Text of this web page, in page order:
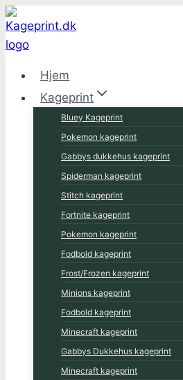
Fortsæt
til
indhold
Hjem
Kageprint
Bluey Kageprint
Pokemon kageprint
Gabbys dukkehus kageprint
Spiderman kageprint
Stitch kageprint
Fortnite kageprint
Pokemon kageprint
Fodbold kageprint
Frost/Frozen kageprint
Minions kageprint
Fodbold kageprint
Minecraft kageprint
Gabbys Dukkehus kageprint
Minecraft kageprint